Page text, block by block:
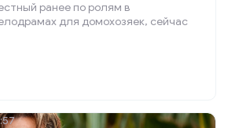
ранее по ролям в
для домохозяек, сейчас